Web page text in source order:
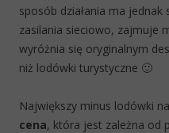
sposób działania ma
zasilania sieciowo, zajmuje
wyróżnia się oryginalnym
niż lodówki turystyczne 🙂
Największy minus lodówki
cena, która jest zależna od